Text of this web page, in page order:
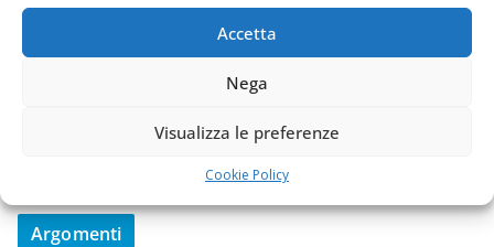
Accetta
Nega
Visualizza le preferenze
Cookie Policy
Argomenti